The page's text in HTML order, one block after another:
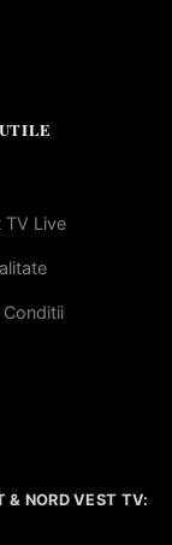
TV Live
Conditii
& NORD VEST TV: